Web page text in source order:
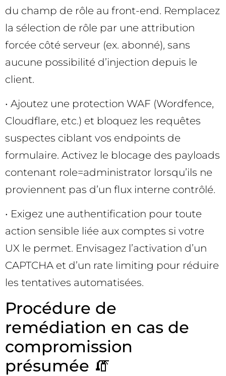
du champ de rôle au front-end. Remplacez
la sélection de rôle par une attribution
forcée côté serveur (ex. abonné), sans
aucune possibilité d’injection depuis le
client.
• Ajoutez une protection WAF (Wordfence,
Cloudflare, etc.) et bloquez les requêtes
suspectes ciblant vos endpoints de
formulaire. Activez le blocage des payloads
contenant role=administrator lorsqu’ils ne
proviennent pas d’un flux interne contrôlé.
• Exigez une authentification pour toute
action sensible liée aux comptes si votre
UX le permet. Envisagez l’activation d’un
CAPTCHA et d’un rate limiting pour réduire
les tentatives automatisées.
Procédure de
remédiation en cas de
compromission
présumée 🧯